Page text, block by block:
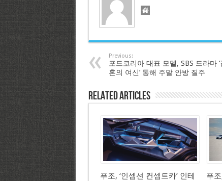
Previous:
포드코리아 대표 모델, SBS 드라마 ‘
혼의 여신’ 통해 주말 안방 질주
Related Articles
푸조, ‘인셉션 컨셉트카’ 인테
푸